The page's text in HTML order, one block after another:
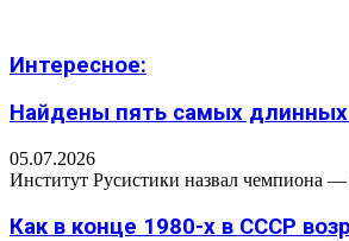
Интересное:
Найдены пять самых длинных
05.07.2026
Институт Русистики назвал чемпиона
Как в конце 1980-х в СССР